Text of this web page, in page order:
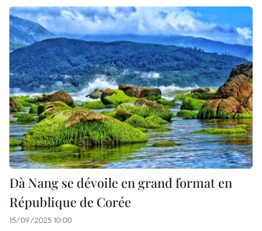
Dà Nang se dévoile en grand format en
République de Corée
15/09/2025 10:00